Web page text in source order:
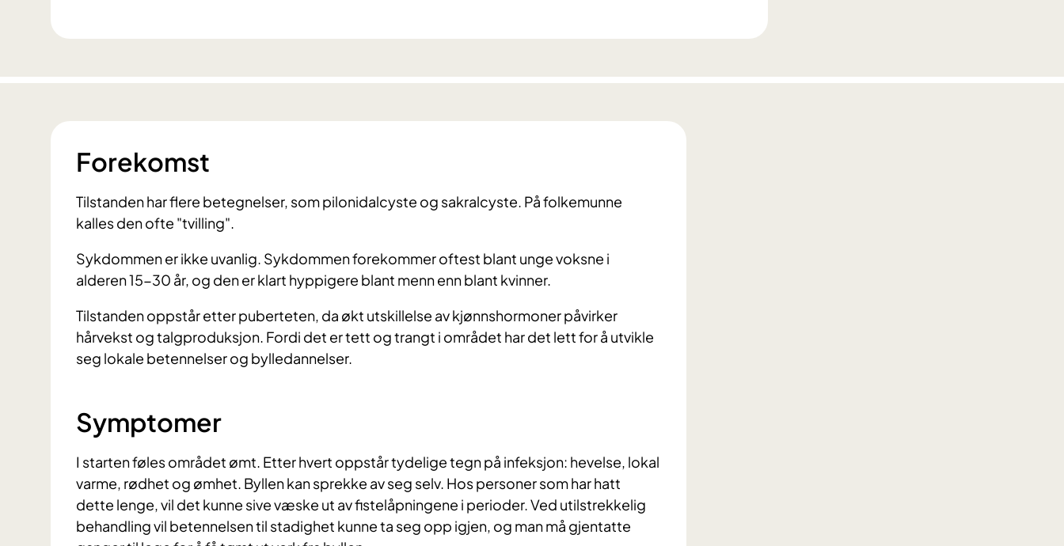
Forekomst
Tilstanden har flere betegnelser, som pilonidalcyste og sakralcyste. På folkemunne
kalles den ofte "tvilling".
Sykdommen er ikke uvanlig. Sykdommen forekommer oftest blant unge voksne i
alderen 15-30 år, og den er klart hyppigere blant menn enn blant kvinner.
Tilstanden oppstår etter puberteten, da økt utskillelse av kjønnshormoner påvirker
hårvekst og talgproduksjon. Fordi det er tett og trangt i området har det lett for å utvikle
seg lokale betennelser og bylledannelser.
Symptomer
I starten føles området ømt. Etter hvert oppstår tydelige tegn på infeksjon: hevelse, lokal
varme, rødhet og ømhet. Byllen kan sprekke av seg selv. Hos personer som har hatt
dette lenge, vil det kunne sive væske ut av fistelåpningene i perioder. Ved utilstrekkelig
behandling vil betennelsen til stadighet kunne ta seg opp igjen, og man må gjentatte